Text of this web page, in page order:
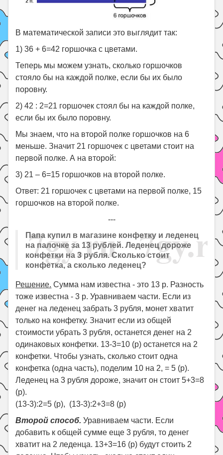
В математической записи это выглядит так:
1) 36 + 6=42 горшочка с цветами.
Теперь мы можем узнать, сколько горшочков
стояло бы на каждой полке, если бы их было
поровну.
2) 42 : 2=21 горшочек стоял бы на каждой полке,
если бы их было поровну.
Мы знаем, что на второй полке горшочков на 6
меньше. Значит 21 горшочек с цветами стоит на
первой полке. А на второй:
3) 21 – 6=15 горшочков на второй полке.
Ответ: 21 горшочек с цветами на первой полке, 15
горшочков на второй полке.
---
Папа купил в магазине конфетку и леденец
на палочке за 13 рублей. Леденец дороже
конфетки на 3 рубля. Сколько стоит
конфетка, а сколько леденец?
Решение. Сумма нам известна - это 13 р. Разность
тоже известна - 3 р. Уравниваем части. Если из
денег на леденец забрать 3 рубля, монет хватит
только на конфетку. Значит если из общей
стоимости убрать 3 рубля, останется денег на 2
одинаковых конфетки. 13-3=10 (р) останется на 2
конфетки. Чтобы узнать, сколько стоит одна
конфетка (одна часть), поделим 10 на 2, = 5 (р).
Леденец на 3 рубля дороже, значит он стоит 5+3=8
(р).
(13-3):2=5 (р), (13-3):2+3=8 (р)
Второй способ. Уравниваем части. Если
добавить к общей сумме еще 3 рубля, то денег
хватит на 2 леденца. 13+3=16 (р) будут стоить 2